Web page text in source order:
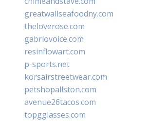
greatwallseafoodny.com
theloverose.com
gabriovoice.com
resinflowart.com
p-sports.net
korsairstreetwear.com
petshopallston.com
avenue26tacos.com
topgglasses.com